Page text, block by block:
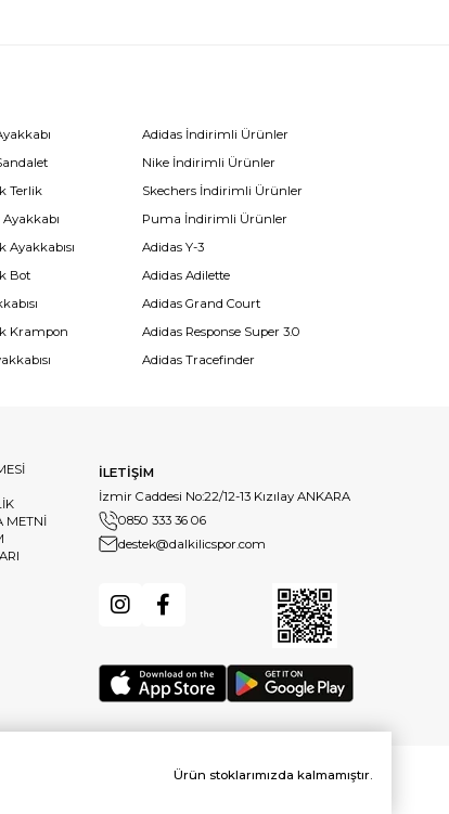
Terlik
Ayakkabısı
Bot
Krampon
Adidas İndirimli Ürünler
Nike İndirimli Ürünler
Skechers İndirimli Ürünler
Puma İndirimli Ürünler
Adidas Y-3
Adidas Adilette
Adidas Grand Court
Adidas Response Super 3.0
Adidas Tracefinder
METNİ
İLETİŞİM
İzmir Caddesi No:22/12-13 Kızılay ANKARA
0850 333 36 06
destek@dalkilicspor.com
Ürün stoklarımızda kalmamıştır.